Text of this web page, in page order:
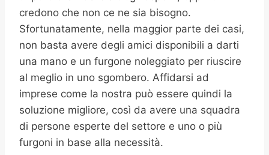
credono che non ce ne sia bisogno.
Sfortunatamente, nella maggior parte dei casi,
non basta avere degli amici disponibili a darti
una mano e un furgone noleggiato per riuscire
al meglio in uno sgombero. Affidarsi ad
imprese come la nostra può essere quindi la
soluzione migliore, così da avere una squadra
di persone esperte del settore e uno o più
furgoni in base alla necessità.